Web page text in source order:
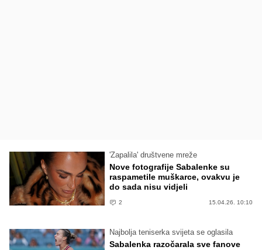
'Zapalila' društvene mreže
Nove fotografije Sabalenke su
raspametile muškarce, ovakvu je
do sada nisu vidjeli
2 15.04.26. 10:10
Najbolja teniserka svijeta se oglasila
Sabalenka razočarala sve fanove